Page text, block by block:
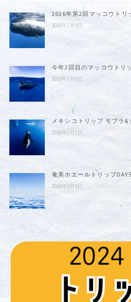
2026年第2回マッコウトリ
2026年7月9日
今年2回目のマッコウトリ
2026年7月8日
メキシコトリップ モブラ
2026年7月1日
奄美ホエールトリップDAY5
2026年2月4日